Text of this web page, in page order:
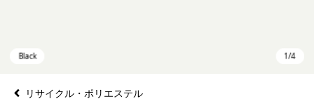
リサイクル・ポリエステル